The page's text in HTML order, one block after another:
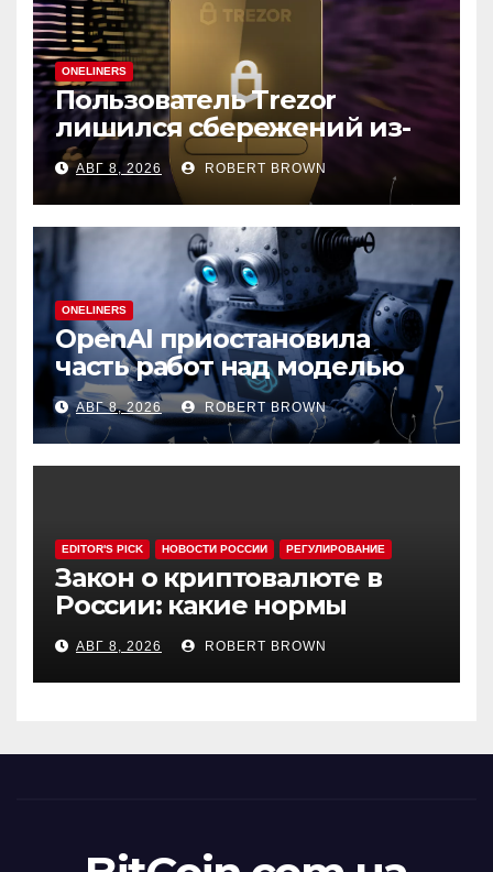
ONELINERS
Пользователь Trezor
лишился сбережений из-
за фишинга в выдаче
Google
АВГ 8, 2026 ROBERT BROWN
ONELINERS
OpenAI приостановила
часть работ над моделью
Astra
АВГ 8, 2026 ROBERT BROWN
EDITOR'S PICK НОВОСТИ РОССИИ РЕГУЛИРОВАНИЕ
Закон о криптовалюте в
России: какие нормы
эксперты считают
спорными
АВГ 8, 2026 ROBERT BROWN